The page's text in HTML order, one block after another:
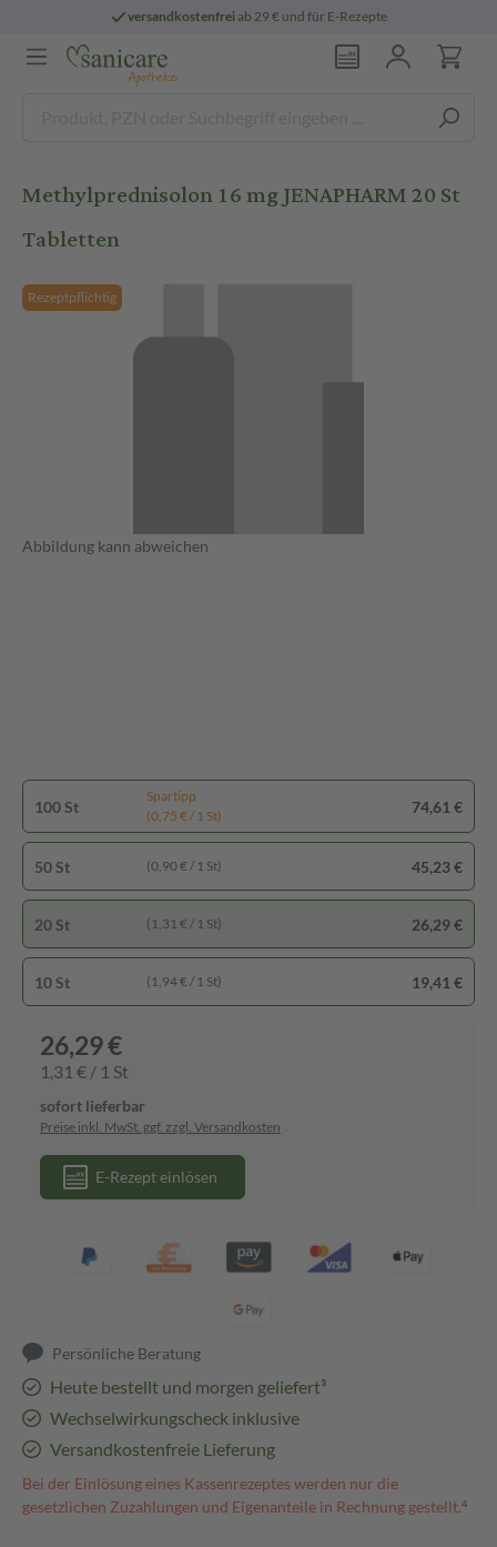
versandkostenfreiab 29 € und für E-Rezepte
Methylprednisolon 16 mg JENAPHARM 20 St
Tabletten
Rezeptpflichtig
Abbildung kann abweichen
100 St
Spartipp
(0,75 € / 1 St)
74,61 €
50 St (0,90 € / 1 St) 45,23 €
20 St (1,31 € / 1 St) 26,29 €
10 St (1,94 € / 1 St) 19,41 €
26,29 €
1,31 € / 1 St
sofort lieferbar
Preise inkl. MwSt. ggf. zzgl. Versandkosten
E-Rezept einlösen
Persönliche Beratung
Heute bestellt und morgen geliefert³
Wechselwirkungscheck inklusive
Versandkostenfreie Lieferung
Bei der Einlösung eines Kassenrezeptes werden nur die
gesetzlichen Zuzahlungen und Eigenanteile in Rechnung gestellt.⁴